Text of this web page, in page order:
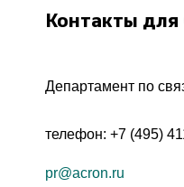
Контакты
Департамент по
телефон: +7 (495)
pr@acron.ru